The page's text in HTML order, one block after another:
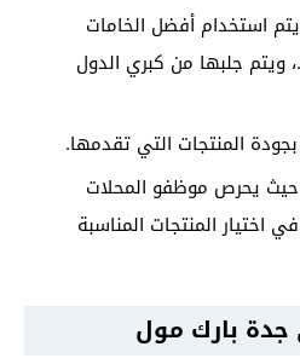
استخدام أفضل الخامات
ويتم جلبها من كبري الدول
المنتجات التي تقدمها.
حيث يحرص موظفو المحلات
اختيار المنتجات المناسبة
جدة بارك مول